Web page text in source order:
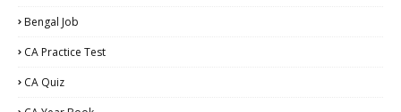
Bengal Job
CA Practice Test
CA Quiz